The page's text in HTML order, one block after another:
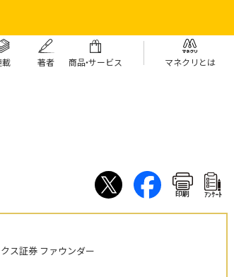
載 著者 商品・サービス マネクリとは
印刷 ｱﾝｹｰﾄ
ス証券 ファウンダー